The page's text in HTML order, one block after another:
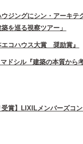
ウジングにシン・アーキテ
を巡る視察ツアー」
エコハウス大賞 奨励賞』
マドシル『建築の本質から
受賞】LIXILメンバーズコ